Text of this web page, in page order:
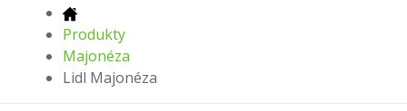
Produkty
Majonéza
Lidl Majonéza